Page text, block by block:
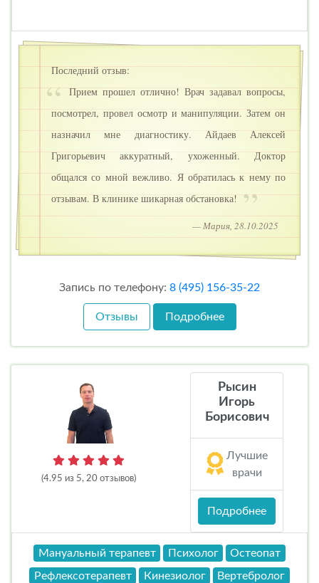
Последний отзыв:
Прием прошел отлично! Врач задавал вопросы,
посмотрел, провел осмотр и манипуляции. Затем он
назначил мне диагностику. Айдаев Алексей
Григорьевич аккуратный, ухоженный. Доктор
общался со мной вежливо. Я обратилась к нему по
отзывам. В клинике шикарная обстановка!
— Мария, 28.10.2025
Запись по телефону: 8 (495) 156-35-22
Отзывы Подробнее
(4.95 из 5, 20 отзывов)
Рысин
Игорь
Борисович
Лучшие
врачи
Подробнее
Мануальный терапевт Психолог
Остеопат
Рефлексотерапевт
Кинезиолог
Вертебролог